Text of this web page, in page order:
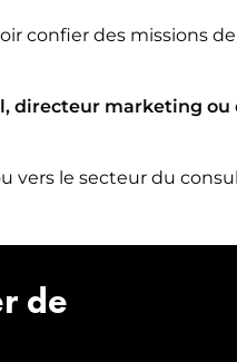
confier des missions
directeur marketing ou
vers le secteur du
de